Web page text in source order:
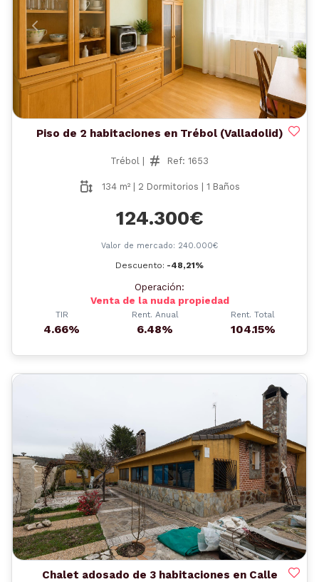
Anterior
Piso de 2 habitaciones en Trébol (Valladolid)
Trébol | Ref: 1653
134 m² | 2 Dormitorios | 1 Baños
124.300€
Valor de mercado: 240.000€
Descuento: -48,21%
Operación:
Venta de la nuda propiedad
TIR
4.66%
Rent. Anual
6.48%
Rent. Total
104.15%
Anterior
Chalet adosado de 3 habitaciones en Calle